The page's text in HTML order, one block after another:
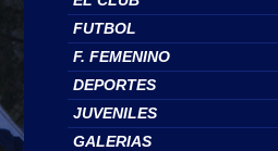
FUTBOL
F. FEMENINO
DEPORTES
JUVENILES
GALERIAS